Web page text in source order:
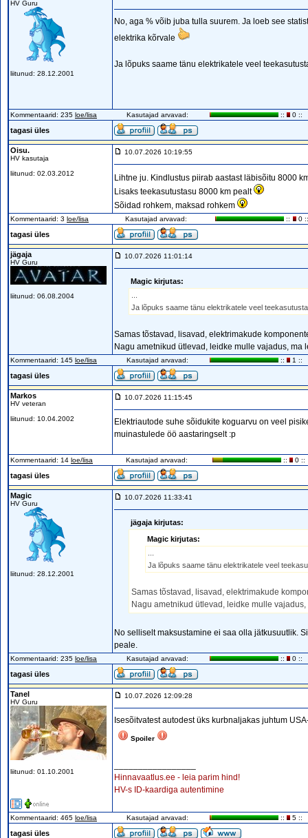
HV Guru
liitunud: 28.12.2001
No, aga % võib juba tulla suurem. Ja loeb see
elektrika kõrvale
Ja lõpuks saame tänu elektrikatele veel
Kommentaarid: 235 loe/lisa Kasutajad arvavad: :: 0 ::
tagasi üles
Oisu.
HV kasutaja
liitunud: 02.03.2012
10.07.2026 10:19:55
Lihtne ju. Kindlustus piirab aastast läbisõitu 8000
Lisaks teekasutustasu 8000 km pealt
Sõidad rohkem, maksad rohkem
Kommentaarid: 3 loe/lisa Kasutajad arvavad: :: 0 ::
tagasi üles
jägaja
HV Guru
liitunud: 06.08.2004
10.07.2026 11:01:14
Magic kirjutas:
Ja lõpuks saame tänu elektrikatele veel
Samas tõstavad, lisavad, elektrimakude
Nagu ametnikud ütlevad, leidke mulle vajadus, ma
Kommentaarid: 145 loe/lisa Kasutajad arvavad: :: 1 ::
tagasi üles
Markos
HV veteran
liitunud: 10.04.2002
10.07.2026 11:15:45
Elektriautode suhe sõidukite koguarvu on veel
muinastulede öö aastaringselt :p
Kommentaarid: 14 loe/lisa Kasutajad arvavad: :: 0 ::
tagasi üles
Magic
HV Guru
liitunud: 28.12.2001
10.07.2026 11:33:41
jägaja kirjutas:
Magic kirjutas:
Ja lõpuks saame tänu elektrikatele veel
Samas tõstavad, lisavad, elektrimakude
Nagu ametnikud ütlevad, leidke mulle
No selliselt maksustamine ei saa olla jätkusuutlik.
peale.
Kommentaarid: 235 loe/lisa Kasutajad arvavad: :: 0 ::
tagasi üles
Tanel
HV Guru
liitunud: 01.10.2001
10.07.2026 12:09:28
Isesõitvatest autodest üks kurbnaljakas juhtum
Spoiler
Hinnavaatlus.ee - leia parim hind!
HV-s ID-kaardiga autentimine
Kommentaarid: 465 loe/lisa Kasutajad arvavad: :: 5 ::
tagasi üles